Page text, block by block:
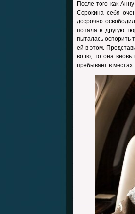
После того как
Сорокина себя
досрочно
попала в другую
пыталась оспорить
ей в этом.
волю, то она вновь
пребывает в